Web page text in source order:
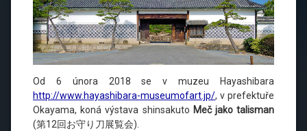
Od 6 února 2018 se v muzeu Hayashibara
http://www.hayashibara-museumofart.jp/, v prefektuře
Okayama, koná výstava shinsakuto Meč jako talisman
(第12回お守り刀展覧会).